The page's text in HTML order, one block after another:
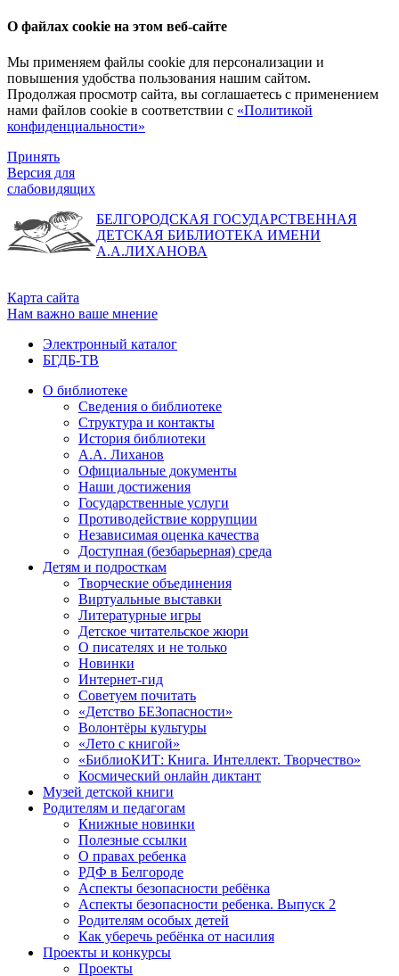
О файлах cookie на этом веб-сайте
Мы применяем файлы cookie для персонализации и
повышения удобства пользования нашим сайтом.
Продолжая просмотр сайта, вы соглашаетесь с применением
нами файлов cookie в соответствии с «Политикой
конфиденциальности»
Принять
Версия для
слабовидящих
БЕЛГОРОДСКАЯ ГОСУДАРСТВЕННАЯ
ДЕТСКАЯ БИБЛИОТЕКА ИМЕНИ
А.А.ЛИХАНОВА
Карта сайта
Нам важно ваше мнение
Электронный каталог
БГДБ-ТВ
О библиотеке
Сведения о библиотеке
Структура и контакты
История библиотеки
А.А. Лиханов
Официальные документы
Наши достижения
Государственные услуги
Противодействие коррупции
Независимая оценка качества
Доступная (безбарьерная) среда
Детям и подросткам
Творческие объединения
Виртуальные выставки
Литературные игры
Детское читательское жюри
О писателях и не только
Новинки
Интернет-гид
Советуем почитать
«Детство БЕЗопасности»
Волонтёры культуры
«Лето с книгой»
«БиблиоКИТ: Книга. Интеллект. Творчество»
Космический онлайн диктант
Музей детской книги
Родителям и педагогам
Книжные новинки
Полезные ссылки
О правах ребенка
РДФ в Белгороде
Аспекты безопасности ребёнка
Аспекты безопасности ребенка. Выпуск 2
Родителям особых детей
Как уберечь ребёнка от насилия
Проекты и конкурсы
Проекты